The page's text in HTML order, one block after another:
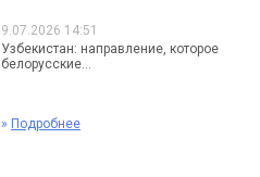
9.07.2026 14:51
Узбекистан: направление, которое
белорусские...
» Подробнее